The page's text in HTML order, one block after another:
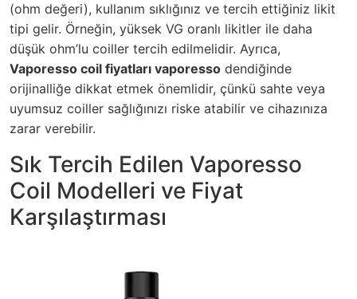
(ohm değeri), kullanım sıklığınız ve tercih ettiğiniz likit
tipi gelir. Örneğin, yüksek VG oranlı likitler ile daha
düşük ohm’lu coiller tercih edilmelidir. Ayrıca,
Vaporesso coil fiyatları vaporesso dendiğinde
orijinalliğe dikkat etmek önemlidir, çünkü sahte veya
uyumsuz coiller sağlığınızı riske atabilir ve cihazınıza
zarar verebilir.
Sık Tercih Edilen Vaporesso
Coil Modelleri ve Fiyat
Karşılaştırması